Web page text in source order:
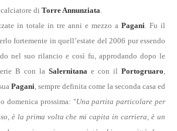
di Torre Annunziata
in totale in tre anni e mezzo a Pagani . Fu il
fortemente in quell’estate del 2006 pur essendo
nel suo rilancio e così fu, approdando dopo le
B con la Salernitana e con il Portogruaro
Pagani , sempre definita come la seconda casa ed
domenica prossima: "Una partita particolare per
è la prima volta che mi capita in carriera, è un